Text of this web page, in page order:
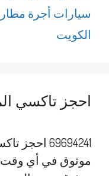
سيارات أجرة
الكويت
احجز تاكسي
69694241
موثوق في أي